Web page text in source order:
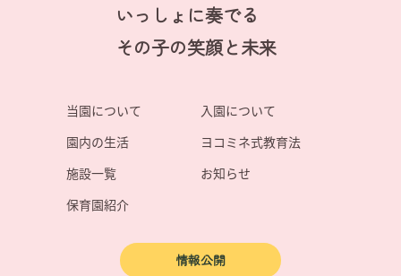
いっしょに奏でる
その子の笑顔と未来
当園について
入園について
園内の生活
ヨコミネ式教育法
施設一覧
お知らせ
保育園紹介
情報公開